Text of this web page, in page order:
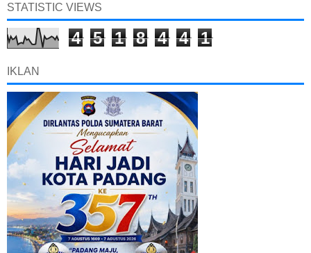
STATISTIC VIEWS
4 5 1 8 4 4 1
IKLAN